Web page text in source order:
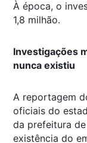
À época, o
1,8 milhão.
Investigações
nunca existiu
A reportagem
oficiais do
da prefeitura
existência do